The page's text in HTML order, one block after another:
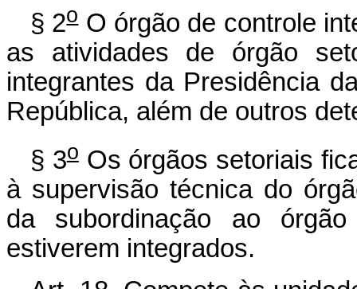
§ 2oO órgão de controle
as atividades de órgão
integrantes da Presidência
República, além de outros
§ 3oOs órgãos setoriais
à supervisão técnica do
da subordinação ao
estiverem integrados.